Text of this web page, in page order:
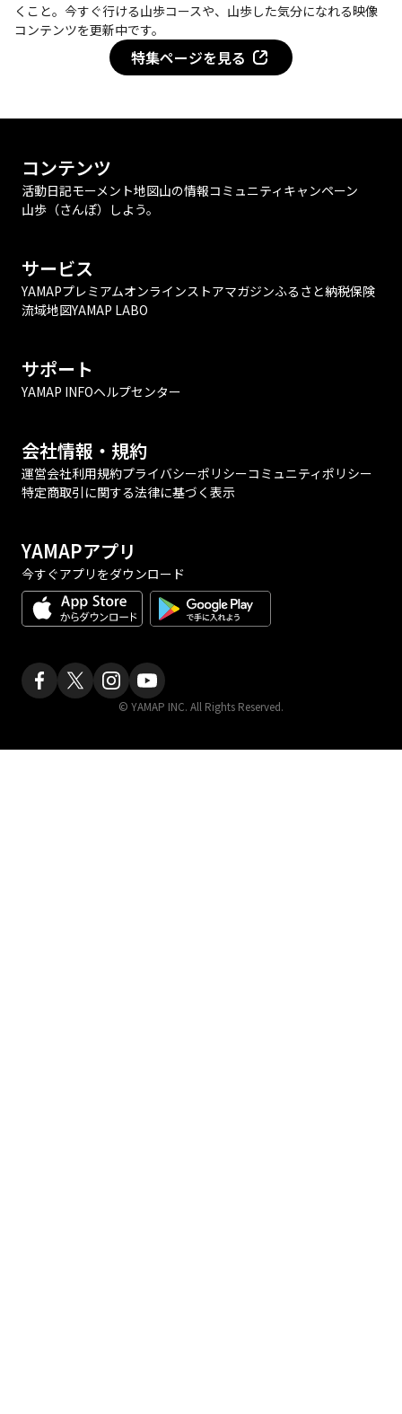
くこと。今すぐ行ける山歩コースや、山歩した気分になれる映像
コンテンツを更新中です。
特集ページを見る
コンテンツ
活動日記モーメント地図山の情報コミュニティ キャンペーン
山歩（さんぽ）しよう。
サービス
YAMAPプレミアムオンラインストアマガジンふるさと納税保険
流域地図YAMAP LABO
サポート
YAMAP INFOヘルプセンター
会社情報・規約
運営会社利用規約プライバシーポリシーコミュニティポリシー
特定商取引に関する法律に基づく表示
YAMAPアプリ
今すぐアプリをダウンロード
© YAMAP INC. All Rights Reserved.